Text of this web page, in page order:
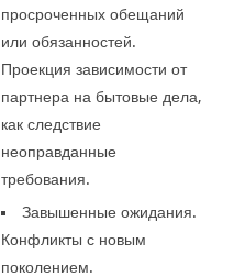
просроченных обещаний
или обязанностей.
Проекция зависимости от
партнера на бытовые дела,
как следствие
неоправданные
требования.
Завышенные ожидания.
Конфликты с новым
поколением.